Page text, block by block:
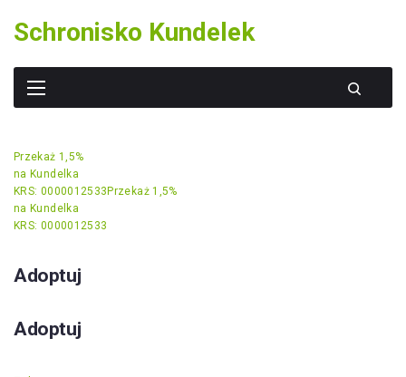
content
Schronisko Kundelek
Przekaż 1,5%
na Kundelka
KRS: 0000012533 Przekaż 1,5%
na Kundelka
KRS: 0000012533
Adoptuj
Adoptuj